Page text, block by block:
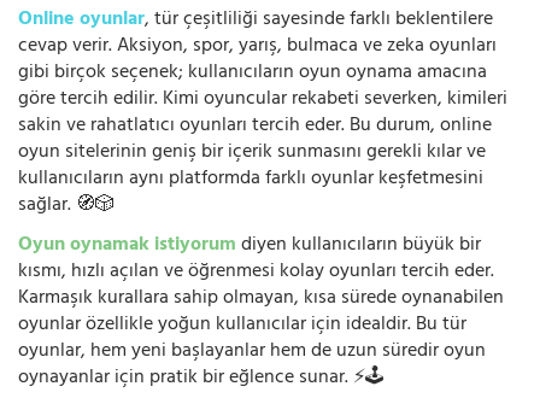
Online oyunlar, tür çeşitliliği sayesinde farklı beklentilere
cevap verir. Aksiyon, spor, yarış, bulmaca ve zeka oyunları
gibi birçok seçenek; kullanıcıların oyun oynama amacına
göre tercih edilir. Kimi oyuncular rekabeti severken, kimileri
sakin ve rahatlatıcı oyunları tercih eder. Bu durum, online
oyun sitelerinin geniş bir içerik sunmasını gerekli kılar ve
kullanıcıların aynı platformda farklı oyunlar keşfetmesini
sağlar. 🧭🎲
Oyun oynamak istiyorumdiyen kullanıcıların büyük bir
kısmı, hızlı açılan ve öğrenmesi kolay oyunları tercih eder.
Karmaşık kurallara sahip olmayan, kısa sürede oynanabilen
oyunlar özellikle yoğun kullanıcılar için idealdir. Bu tür
oyunlar, hem yeni başlayanlar hem de uzun süredir oyun
oynayanlar için pratik bir eğlence sunar. ⚡🕹️